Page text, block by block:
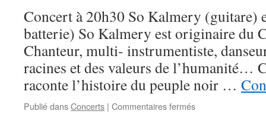
Concert à 20h30 So Kalmery (guitare)
batterie) So Kalmery est originaire du
Chanteur, multi- instrumentiste,
racines et des valeurs de l’humanité…
raconte l’histoire du peuple noir …
Publié dansConcerts | Commentaires ferméssur